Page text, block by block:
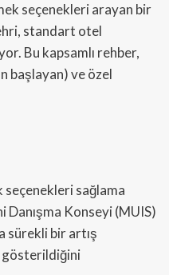
seçenekleri arayan bir
standart otel
Bu kapsamlı rehber,
başlayan) ve özel
seçenekleri sağlama
Danışma Konseyi (MUIS)
sürekli bir artış
gösterildiğini